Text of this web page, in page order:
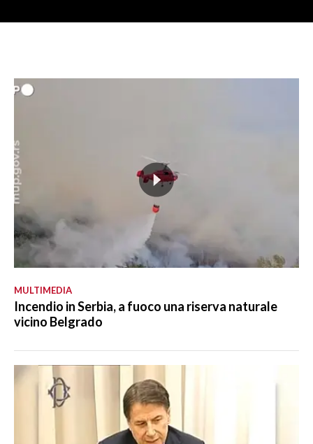
MULTIMEDIA
Incendio in Serbia, a fuoco una riserva naturale
vicino Belgrado